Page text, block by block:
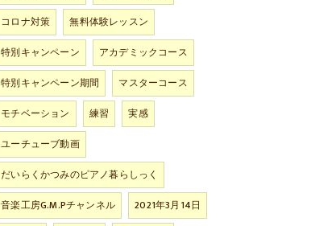
コロナ対策
無料体験レッスン
特別キャンペーン
アカデミックコース
特別キャンペーン期間
マスターコース
モチベーション
練習
実感
ユーチューブ動画
だいらくかつみのピアノ暮らしっく
音楽工房G.M.Pチャンネル
2021年3月14日